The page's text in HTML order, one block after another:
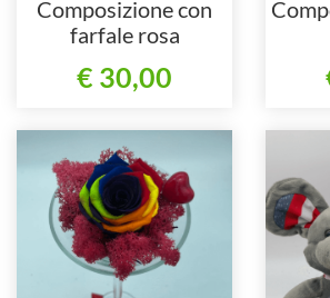
Composizione con
farfale rosa
€ 30,00